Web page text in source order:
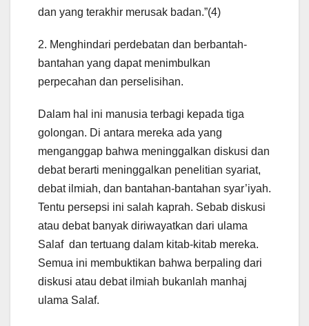
dan yang terakhir merusak badan.”(4)
2. Menghindari perdebatan dan berbantah-
bantahan yang dapat menimbulkan
perpecahan dan perselisihan.
Dalam hal ini manusia terbagi kepada tiga
golongan. Di antara mereka ada yang
menganggap bahwa meninggalkan diskusi dan
debat berarti meninggalkan penelitian syariat,
debat ilmiah, dan bantahan-bantahan syar’iyah.
Tentu persepsi ini salah kaprah. Sebab diskusi
atau debat banyak diriwayatkan dari ulama
Salaf dan tertuang dalam kitab-kitab mereka.
Semua ini membuktikan bahwa berpaling dari
diskusi atau debat ilmiah bukanlah manhaj
ulama Salaf.